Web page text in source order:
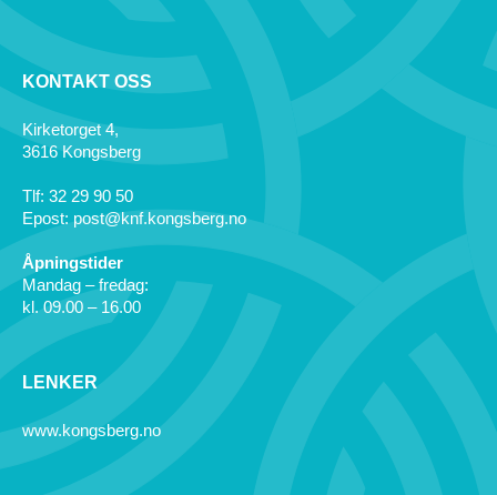
KONTAKT OSS
Kirketorget 4,
3616 Kongsberg
Tlf: 32 29 90 50
Epost: post@knf.kongsberg.no
Åpningstider
Mandag – fredag:
kl. 09.00 – 16.00
LENKER
www.kongsberg.no